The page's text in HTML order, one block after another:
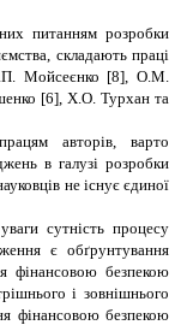
питанням розробки
складають праці
Мойсеєнко [8], О.М.
[6], Х.О. Турхан та
авторів, варто
в галузі розробки
не існує єдиної
сутність процесу
є обґрунтування
фінансовою безпекою
і зовнішнього
фінансовою безпекою